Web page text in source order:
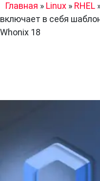
Главная » Linux » RHEL
включает в себя
Whonix 18